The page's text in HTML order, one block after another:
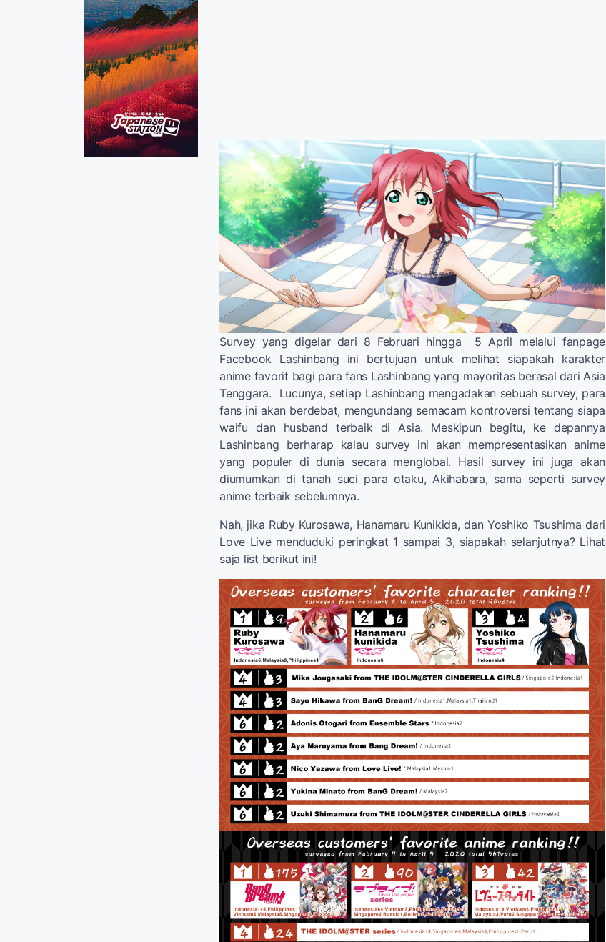
Survey yang digelar dari 8 Februari hingga 5 April melalui fanpage
Facebook Lashinbang ini bertujuan untuk melihat siapakah karakter
anime favorit bagi para fans Lashinbang yang mayoritas berasal dari Asia
Tenggara. Lucunya, setiap Lashinbang mengadakan sebuah survey, para
fans ini akan berdebat, mengundang semacam kontroversi tentang siapa
waifu dan husband terbaik di Asia. Meskipun begitu, ke depannya
Lashinbang berharap kalau survey ini akan mempresentasikan anime
yang populer di dunia secara menglobal. Hasil survey ini juga akan
diumumkan di tanah suci para otaku, Akihabara, sama seperti survey
anime terbaik sebelumnya.
Nah, jika Ruby Kurosawa, Hanamaru Kunikida, dan Yoshiko Tsushima dari
Love Live menduduki peringkat 1 sampai 3, siapakah selanjutnya? Lihat
saja list berikut ini!